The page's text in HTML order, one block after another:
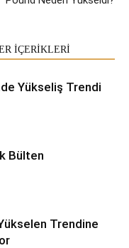
İÇERİKLERİ
Yükseliş Trendi
Bülten
Trendine